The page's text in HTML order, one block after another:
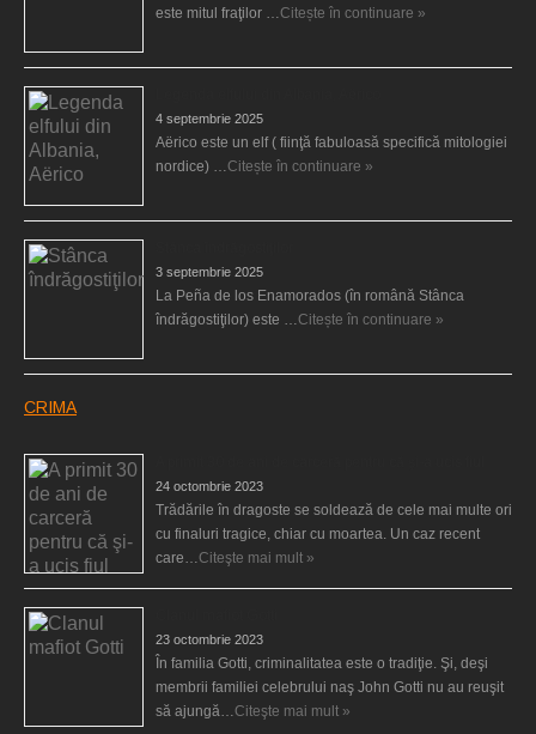
este mitul fraţilor … Citește în continuare »
4 septembrie 2025
Aërico este un elf ( fiinţă fabuloasă specifică mitologiei
nordice) … Citește în continuare »
3 septembrie 2025
La Peña de los Enamorados (în română Stânca
îndrăgostiţilor) este … Citește în continuare »
CRIMA
24 octombrie 2023
Trădările în dragoste se soldează de cele mai multe ori
cu finaluri tragice, chiar cu moartea. Un caz recent
care… Citeşte mai mult »
23 octombrie 2023
În familia Gotti, criminalitatea este o tradiţie. Şi, deşi
membrii familiei celebrului naş John Gotti nu au reuşit
să ajungă… Citeşte mai mult »